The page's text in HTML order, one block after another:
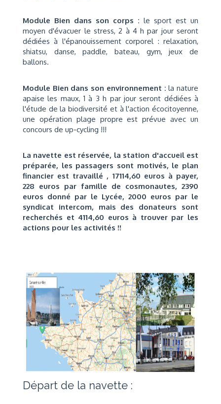
Module Bien dans son corps : le sport est un
moyen d'évacuer le stress, 2 à 4 h par jour seront
dédiées à l'épanouissement corporel : relaxation,
shiatsu, danse, paddle, bateau, gym, jeux de
ballons.
Module Bien dans son environnement : la nature
apaise les maux, 1 à 3 h par jour seront dédiées à
l'étude de la biodiversité et à l'action écocitoyenne,
une opération plage propre est prévue avec un
concours de up-cycling !!!
La navette est réservée, la station d'accueil est
préparée, les passagers sont motivés, le plan
financier est travaillé , 17114,60 euros à payer,
228 euros par famille de cosmonautes, 2390
euros donné par le Lycée, 2000 euros par le
syndicat intercom, mais des donateurs sont
recherchés et 4114,60 euros à trouver par les
actions pour les activités !!
Départ de la navette :